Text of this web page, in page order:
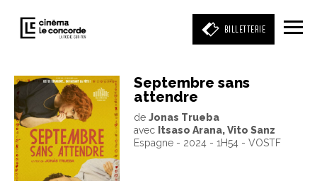
BILLETTERIE
Entrez votre mot clé
(film, réalisateur, acteur, événement)
Septembre sans
attendre
de Jonas Trueba
avec Itsaso Arana, Vito Sanz
Espagne - 2024 - 1H54 - VOSTF